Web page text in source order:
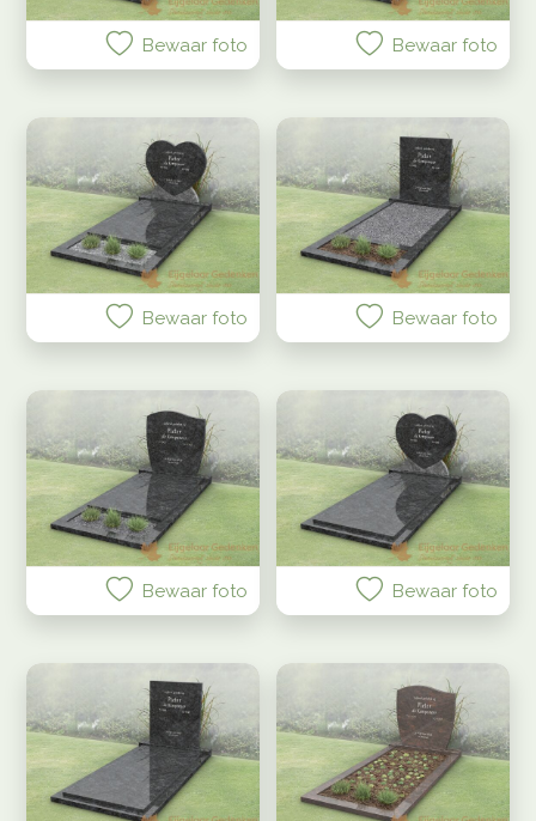
Urnengraf/kort
Versteend
grafstenen
Sortering
toon
Bewaar foto Bewaar foto
Bewaar foto Bewaar foto
Bewaar foto Bewaar foto